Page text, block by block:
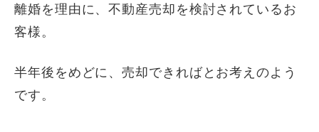
離婚を理由に、不動産売却を検討されているお
客様。
半年後をめどに、売却できればとお考えのよう
です。